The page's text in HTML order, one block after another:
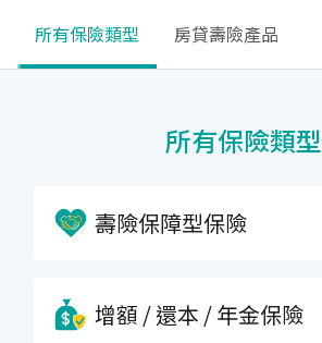
所有保險類型 房貸壽險產品
所有保險類型
壽險保障型保險
增額 / 還本 / 年金保險